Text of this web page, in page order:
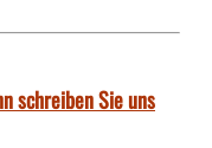
schreiben Sie uns